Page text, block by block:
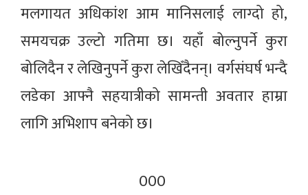
मलगायत अधिकांश आम मानिसलाई लाग्दो हो,
समयचक्र उल्टो गतिमा छ। यहाँ बोल्नुपर्ने कुरा
बोलिदैन र लेखिनुपर्ने कुरा लेखिँदैनन्। वर्गसंघर्ष भन्दै
लडेका आफ्नै सहयात्रीको सामन्ती अवतार हाम्रा
लागि अभिशाप बनेको छ।
000